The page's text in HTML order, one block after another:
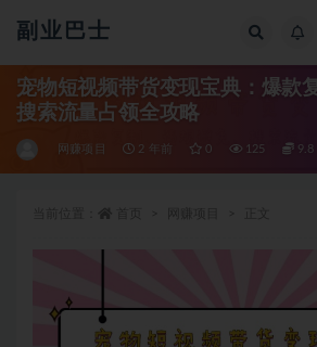
副业巴士
宠物短视频带货变现宝典：爆款
搜索流量占领全攻略
网赚项目 2 年前 0 125 9.8